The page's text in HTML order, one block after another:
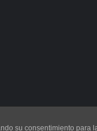
su consentimiento